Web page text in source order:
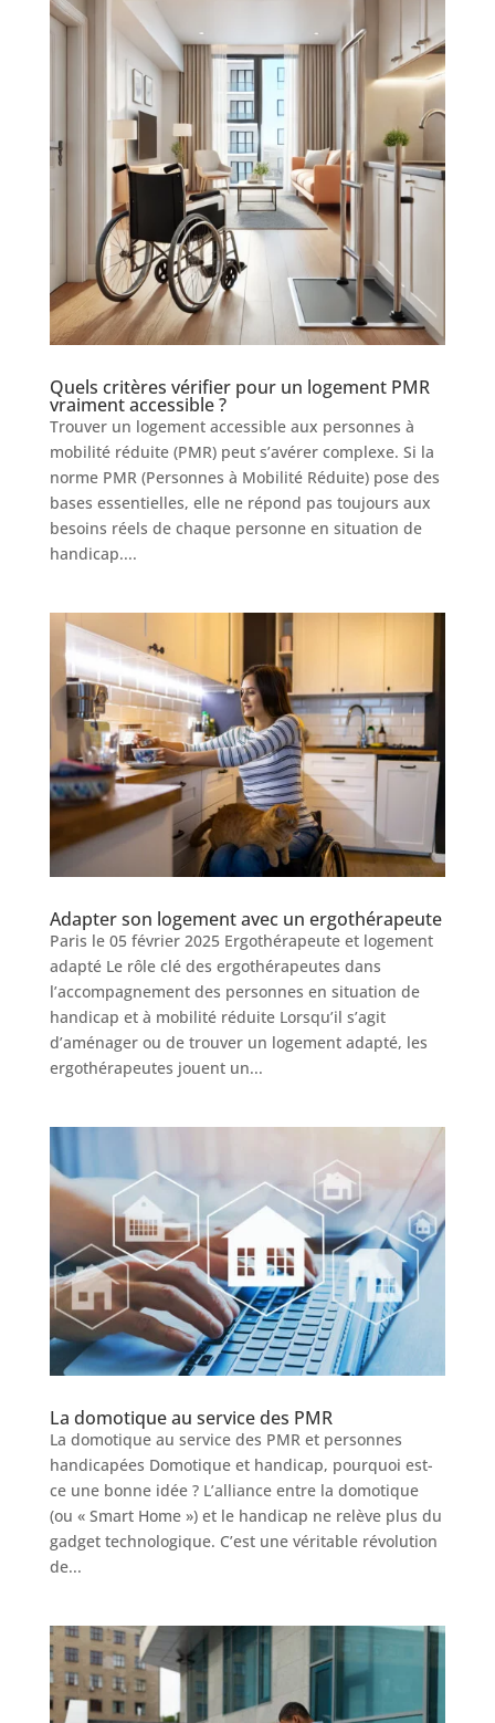
Quels critères vérifier pour un logement PMR
vraiment accessible ?
Trouver un logement accessible aux personnes à
mobilité réduite (PMR) peut s’avérer complexe. Si la
norme PMR (Personnes à Mobilité Réduite) pose des
bases essentielles, elle ne répond pas toujours aux
besoins réels de chaque personne en situation de
handicap....
Adapter son logement avec un ergothérapeute
Paris le 05 février 2025 Ergothérapeute et logement
adapté Le rôle clé des ergothérapeutes dans
l’accompagnement des personnes en situation de
handicap et à mobilité réduite Lorsqu’il s’agit
d’aménager ou de trouver un logement adapté, les
ergothérapeutes jouent un...
La domotique au service des PMR
La domotique au service des PMR et personnes
handicapées Domotique et handicap, pourquoi est-
ce une bonne idée ? L’alliance entre la domotique
(ou « Smart Home ») et le handicap ne relève plus du
gadget technologique. C’est une véritable révolution
de...